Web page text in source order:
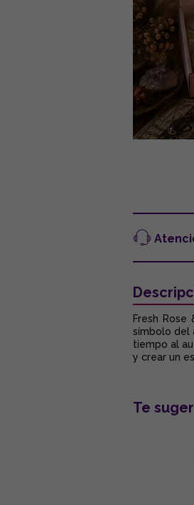
Fresh
símbolo del
tiempo al
y crear un
Te